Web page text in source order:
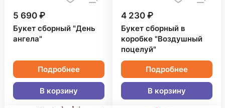
5 690 ₽
Букет сборный "День
ангела"
Подробнее
В корзину
4 230 ₽
Букет сборный в
коробке "Воздушный
поцелуй"
Подробнее
В корзину